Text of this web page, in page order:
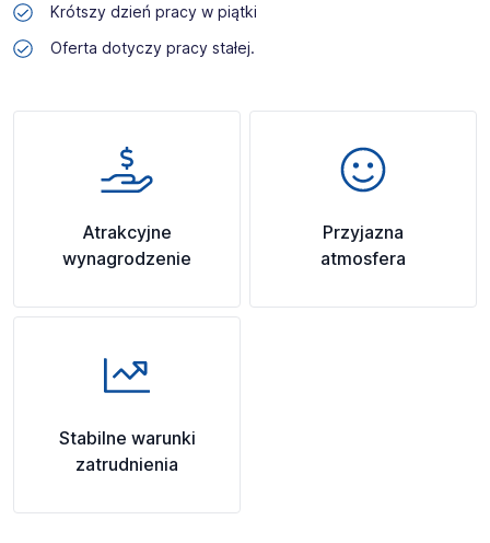
Krótszy dzień pracy w piątki
Oferta dotyczy pracy stałej.
Atrakcyjne
wynagrodzenie
Przyjazna
atmosfera
Stabilne warunki
zatrudnienia